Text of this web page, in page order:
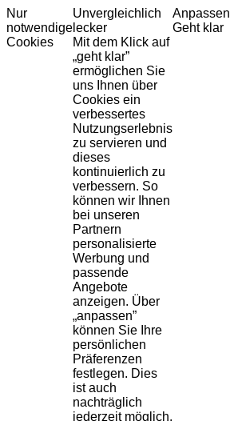
Nur
notwendige
Cookies
Unvergleichlich
lecker
Mit dem Klick auf
„geht klar”
ermöglichen Sie
uns Ihnen über
Cookies ein
verbessertes
Nutzungserlebnis
zu servieren und
dieses
kontinuierlich zu
verbessern. So
können wir Ihnen
bei unseren
Partnern
personalisierte
Werbung und
passende
Angebote
anzeigen. Über
„anpassen”
können Sie Ihre
persönlichen
Präferenzen
festlegen. Dies
ist auch
nachträglich
jederzeit möglich.
Anpassen
Geht klar